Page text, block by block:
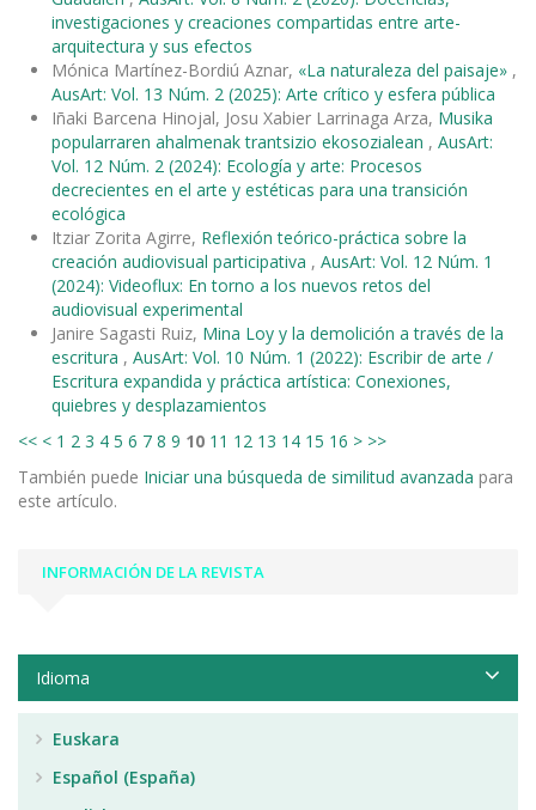
investigaciones y creaciones compartidas entre arte-
arquitectura y sus efectos
Mónica Martínez-Bordiú Aznar, «La naturaleza del paisaje» ,
AusArt: Vol. 13 Núm. 2 (2025): Arte crítico y esfera pública
Iñaki Barcena Hinojal, Josu Xabier Larrinaga Arza, Musika
popularraren ahalmenak trantsizio ekosozialean , AusArt:
Vol. 12 Núm. 2 (2024): Ecología y arte: Procesos
decrecientes en el arte y estéticas para una transición
ecológica
Itziar Zorita Agirre, Reflexión teórico-práctica sobre la
creación audiovisual participativa , AusArt: Vol. 12 Núm. 1
(2024): Videoflux: En torno a los nuevos retos del
audiovisual experimental
Janire Sagasti Ruiz, Mina Loy y la demolición a través de la
escritura , AusArt: Vol. 10 Núm. 1 (2022): Escribir de arte /
Escritura expandida y práctica artística: Conexiones,
quiebres y desplazamientos
<< < 1 2 3 4 5 6 7 8 9 10 11 12 13 14 15 16 > >>
También puede Iniciar una búsqueda de similitud avanzada para
este artículo.
INFORMACIÓN DE LA REVISTA
Idioma
Euskara
Español (España)